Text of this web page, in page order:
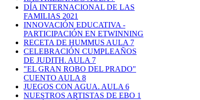
DÍA INTERNACIONAL DE LAS
FAMILIAS 2021
INNOVACIÓN EDUCATIVA -
PARTICIPACIÓN EN ETWINNING
RECETA DE HUMMUS AULA 7
CELEBRACIÓN CUMPLEAÑOS
DE JUDITH. AULA 7
"EL GRAN ROBO DEL PRADO"
CUENTO AULA 8
JUEGOS CON AGUA. AULA 6
NUESTROS ARTISTAS DE EBO 1